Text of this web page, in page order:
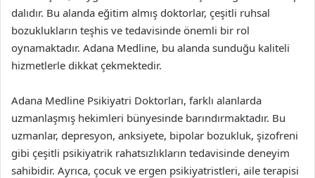
dalıdır. Bu alanda eğitim almış doktorlar, çeşitli ruhsal
bozuklukların teşhis ve tedavisinde önemli bir rol
oynamaktadır. Adana Medline, bu alanda sunduğu kaliteli
hizmetlerle dikkat çekmektedir.
Adana Medline Psikiyatri Doktorları, farklı alanlarda
uzmanlaşmış hekimleri bünyesinde barındırmaktadır. Bu
uzmanlar, depresyon, anksiyete, bipolar bozukluk, şizofreni
gibi çeşitli psikiyatrik rahatsızlıkların tedavisinde deneyim
sahibidir. Ayrıca, çocuk ve ergen psikiyatristleri, aile terapisi